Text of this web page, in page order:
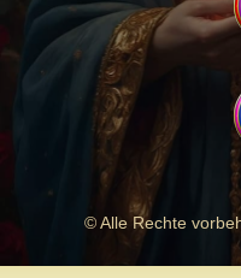
© Alle Rechte